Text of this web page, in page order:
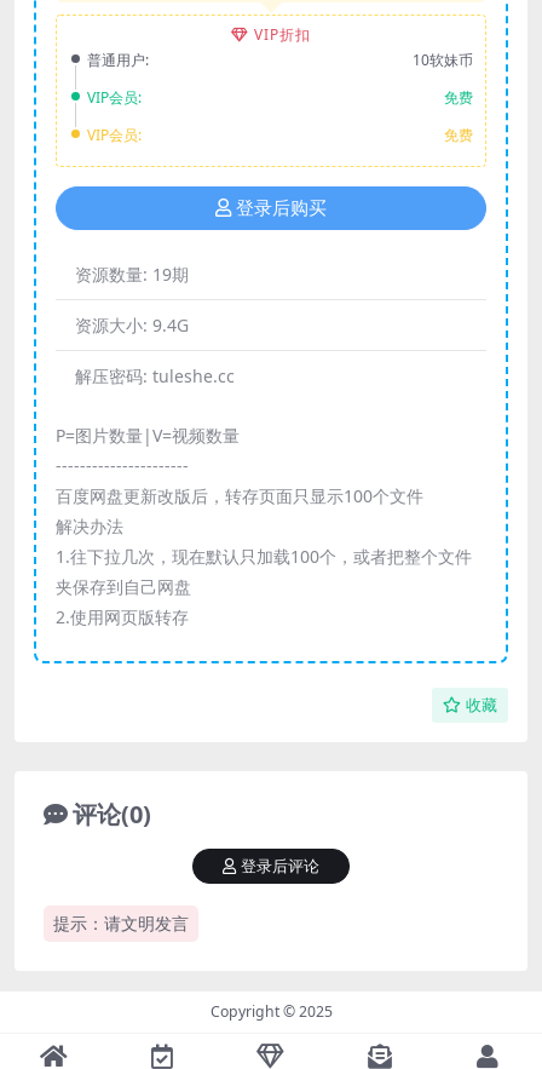
VIP折扣
普通用户:
10软妹币
VIP会员:
免费
VIP会员:
免费
登录后购买
资源数量: 19期
资源大小: 9.4G
解压密码: tuleshe.cc
P=图片数量|V=视频数量
----------------------
百度网盘更新改版后，转存页面只显示100个文件
解决办法
1.往下拉几次，现在默认只加载100个，或者把整个文件
夹保存到自己网盘
2.使用网页版转存
收藏
评论(0)
提示：请文明发言
登录后评论
Copyright © 2025